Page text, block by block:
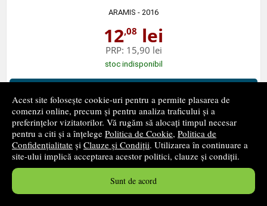
Acest site folosește cookie-uri pentru a permite plasarea de
comenzi online, precum și pentru analiza traficului și a
preferințelor vizitatorilor. Vă rugăm să alocați timpul necesar
pentru a citi și a înțelege Politica de Cookie, Politica de
Confidențialitate și Clauze și Condiții. Utilizarea în continuare a
site-ului implică acceptarea acestor politici, clauze și condiții.
Sunt de acord
ARAMIS - 2016
12,08 lei
PRP: 15,90 lei
stoc indisponibil
Matematica pentru Grupa mijlocie (+4 ani) de Petru
Jelescu